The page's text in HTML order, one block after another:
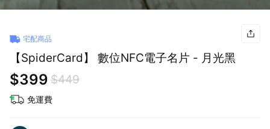
宅配商品
【SpiderCard】 數位NFC電子名片 - 月光黑
$399 $449
免運費